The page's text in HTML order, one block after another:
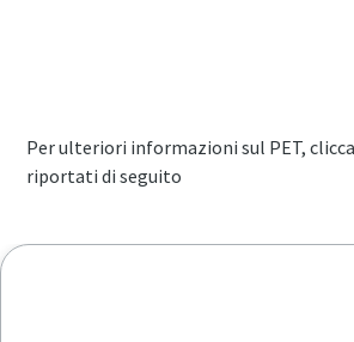
Per ulteriori informazioni sul PET,
riportati di seguito